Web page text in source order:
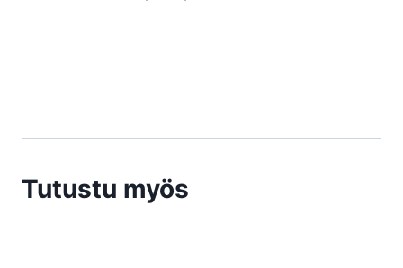
Tutustu myös